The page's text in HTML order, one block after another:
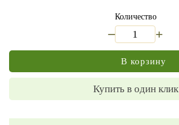
Количество
+
В корзину
Купить в один клик